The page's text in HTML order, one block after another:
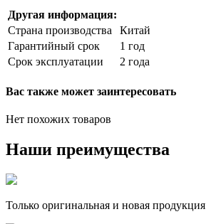
Другая информация:
Страна производства
Китай
Гарантийный срок
1 год
Срок эксплуатации
2 года
Вас также может заинтересовать
Нет похожих товаров
Наши преимущества
Только оригинальная и новая продукция